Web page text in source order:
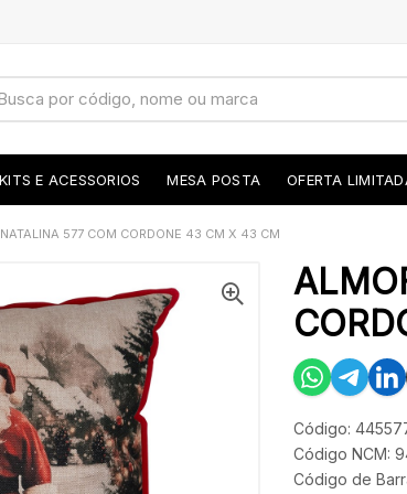
KITS E ACESSORIOS MESA POSTA OFERTA
577 COM CORDONE 43 CM X 43 CM
Código:
Código NCM:
Código de